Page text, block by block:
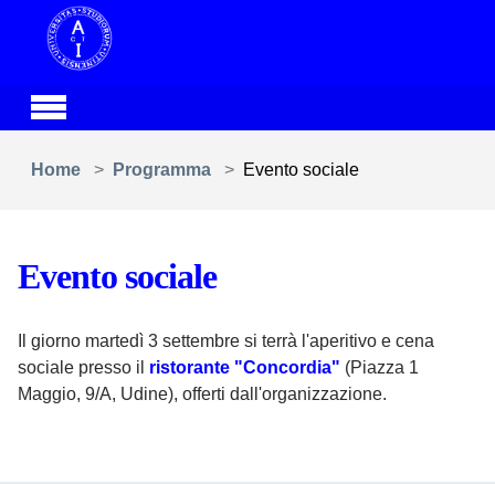
Skip to main content
Home
Programma Evento sociale
Evento sociale
Il giorno martedì 3 settembre si terrà l'aperitivo e cena
sociale presso il ristorante "Concordia" (Piazza 1
Maggio, 9/A, Udine), offerti dall'organizzazione.